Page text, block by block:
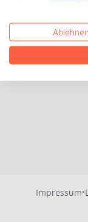
Impressum·
Ablehnen